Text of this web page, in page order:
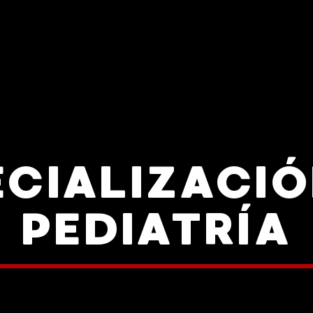
PEDIATRÍA